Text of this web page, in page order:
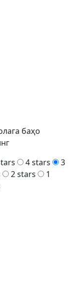
баҳо
4 stars
3
2 stars
1